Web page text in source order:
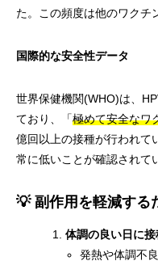
た。この頻度は他のワクチ
国際的な安全性データ
世界保健機関(WHO)は、
ており、「極めて安全なワ
億回以上の接種が行われて
常に低いことが確認されて
💡 副作用を軽減する
体調の良い日に接
発熱や体調不